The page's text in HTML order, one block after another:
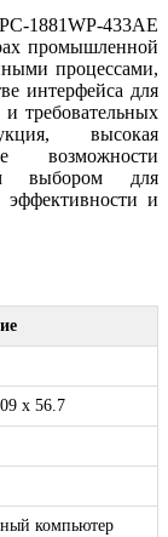
1881WP-433AE
промышленной
процессами,
интерфейса для
требовательных
высокая
возможности
выбором для
и
x 56.7
компьютер